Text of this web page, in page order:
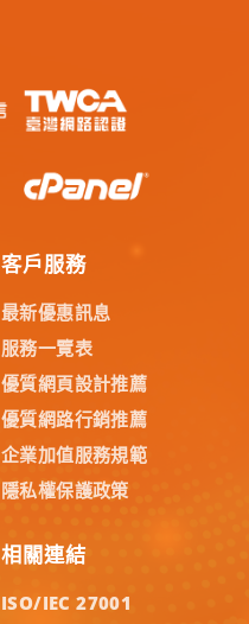
客戶服務
最新優惠訊息
服務一覽表
優質網頁設計推薦
優質網路行銷推薦
企業加值服務規範
隱私權保護政策
相關連結
ISO/IEC 27001